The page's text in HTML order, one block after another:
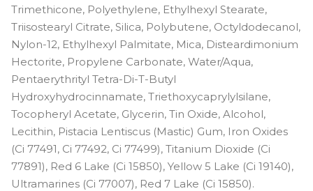
Trimethicone, Polyethylene, Ethylhexyl Stearate,
Triisostearyl Citrate, Silica, Polybutene, Octyldodecanol,
Nylon-12, Ethylhexyl Palmitate, Mica, Disteardimonium
Hectorite, Propylene Carbonate, Water/Aqua,
Pentaerythrityl Tetra-Di-T-Butyl
Hydroxyhydrocinnamate, Triethoxycaprylylsilane,
Tocopheryl Acetate, Glycerin, Tin Oxide, Alcohol,
Lecithin, Pistacia Lentiscus (Mastic) Gum, Iron Oxides
(Ci 77491, Ci 77492, Ci 77499), Titanium Dioxide (Ci
77891), Red 6 Lake (Ci 15850), Yellow 5 Lake (Ci 19140),
Ultramarines (Ci 77007), Red 7 Lake (Ci 15850).